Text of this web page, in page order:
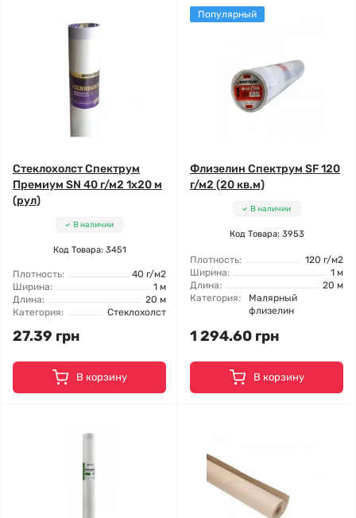
Стеклохолст Спектрум
Премиум SN 40 г/м2 1x20 м
(рул)
В наличии
Код Товара: 3451
Плотность:
40 г/м2
Ширина:
1 м
Длина:
20 м
Категория:
Стеклохолст
27.39 грн
В корзину
Популярный
Флизелин Спектрум SF 120
г/м2 (20 кв.м)
В наличии
Код Товара: 3953
Плотность:
120 г/м2
Ширина:
1 м
Длина:
20 м
Категория:
Малярный
флизелин
1 294.60 грн
В корзину